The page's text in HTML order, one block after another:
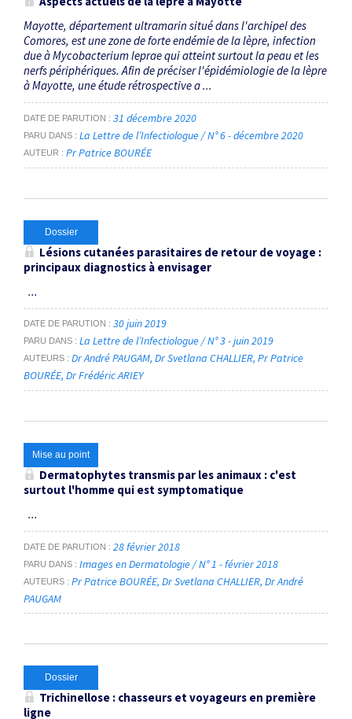
Mayotte, département ultramarin situé dans l'archipel des
Comores, est une zone de forte endémie de la lèpre, infection
due à Mycobacterium leprae qui atteint surtout la peau et les
nerfs périphériques. Afin de préciser l'épidémiologie de la lèpre
à Mayotte, une étude rétrospective a ...
DATE DE PARUTION 31 décembre 2020
PARU DANS La Lettre de l’Infectiologue / N° 6 - décembre 2020
AUTEUR Pr Patrice BOURÉE
Dossier
Lésions cutanées parasitaires de retour de voyage :
principaux diagnostics à envisager
...
DATE DE PARUTION 30 juin 2019
PARU DANS La Lettre de l’Infectiologue / N° 3 - juin 2019
AUTEURS Dr André PAUGAM Dr Svetlana CHALLIER Pr Patrice
BOURÉE Dr Frédéric ARIEY
Mise au point
Dermatophytes transmis par les animaux : c'est
surtout l'homme qui est symptomatique
...
DATE DE PARUTION 28 février 2018
PARU DANS Images en Dermatologie / N° 1 - février 2018
AUTEURS Pr Patrice BOURÉE Dr Svetlana CHALLIER Dr André
PAUGAM
Dossier
Trichinellose : chasseurs et voyageurs en première
ligne